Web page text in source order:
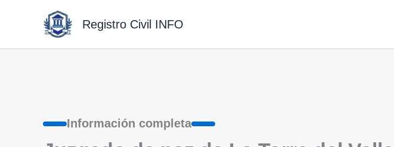
Registro Civil INFO
Información completa